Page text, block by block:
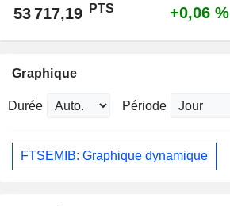
53 717,19 PTS +0,06 %
Graphique
Durée Période
FTSEMIB: Graphique dynamique